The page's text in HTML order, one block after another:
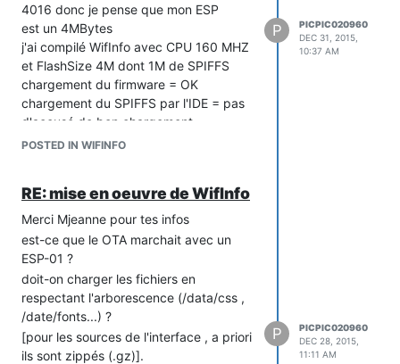
4016 donc je pense que mon ESP
est un 4MBytes
j'ai compilé WifInfo avec CPU 160 MHZ
et FlashSize 4M dont 1M de SPIFFS
chargement du firmware = OK
chargement du SPIFFS par l'IDE = pas
d'accusé de bon chargement
lancement de WiFinfo , j'obtiens des
je vais faire d'autres tests mais j'ai une
question :
quel est le rôle de 'DEBUG_SERAIL.' par
rapport à 'Serial.' que l'on rencontre
d'habitude ?
et à l'année prochaine !
POSTED IN WIFINFO
P
PICPIC020960
DEC 31, 2015,
10:37 AM
RE: mise en oeuvre de WifInfo
Merci Mjeanne pour tes infos
est-ce que le OTA marchait avec un
ESP-01 ?
doit-on charger les fichiers en
respectant l'arborescence (/data/css ,
/date/fonts...) ?
[pour les sources de l'interface , a priori
ils sont zippés (.gz)].
P
PICPIC020960
DEC 28, 2015,
11:11 AM